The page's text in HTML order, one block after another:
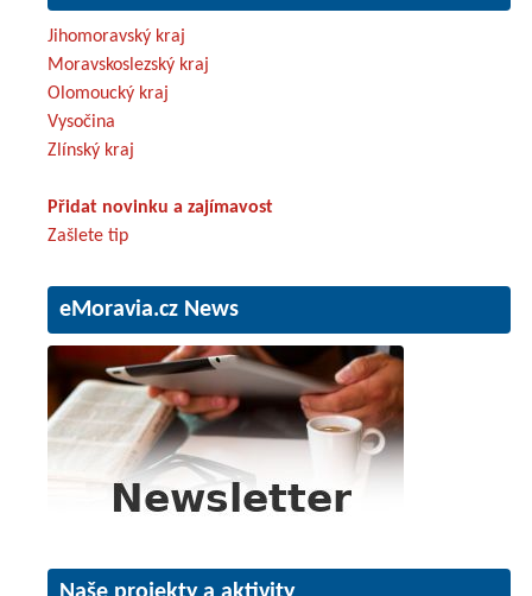
Jihomoravský kraj
Moravskoslezský kraj
Olomoucký kraj
Vysočina
Zlínský kraj
Přidat novinku a zajímavost
Zašlete tip
eMoravia.cz News